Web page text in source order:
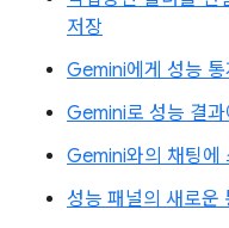
저장
Gemini에게 성능
Gemini로 성능 결
Gemini와의 채팅에
성능 패널의 새로운